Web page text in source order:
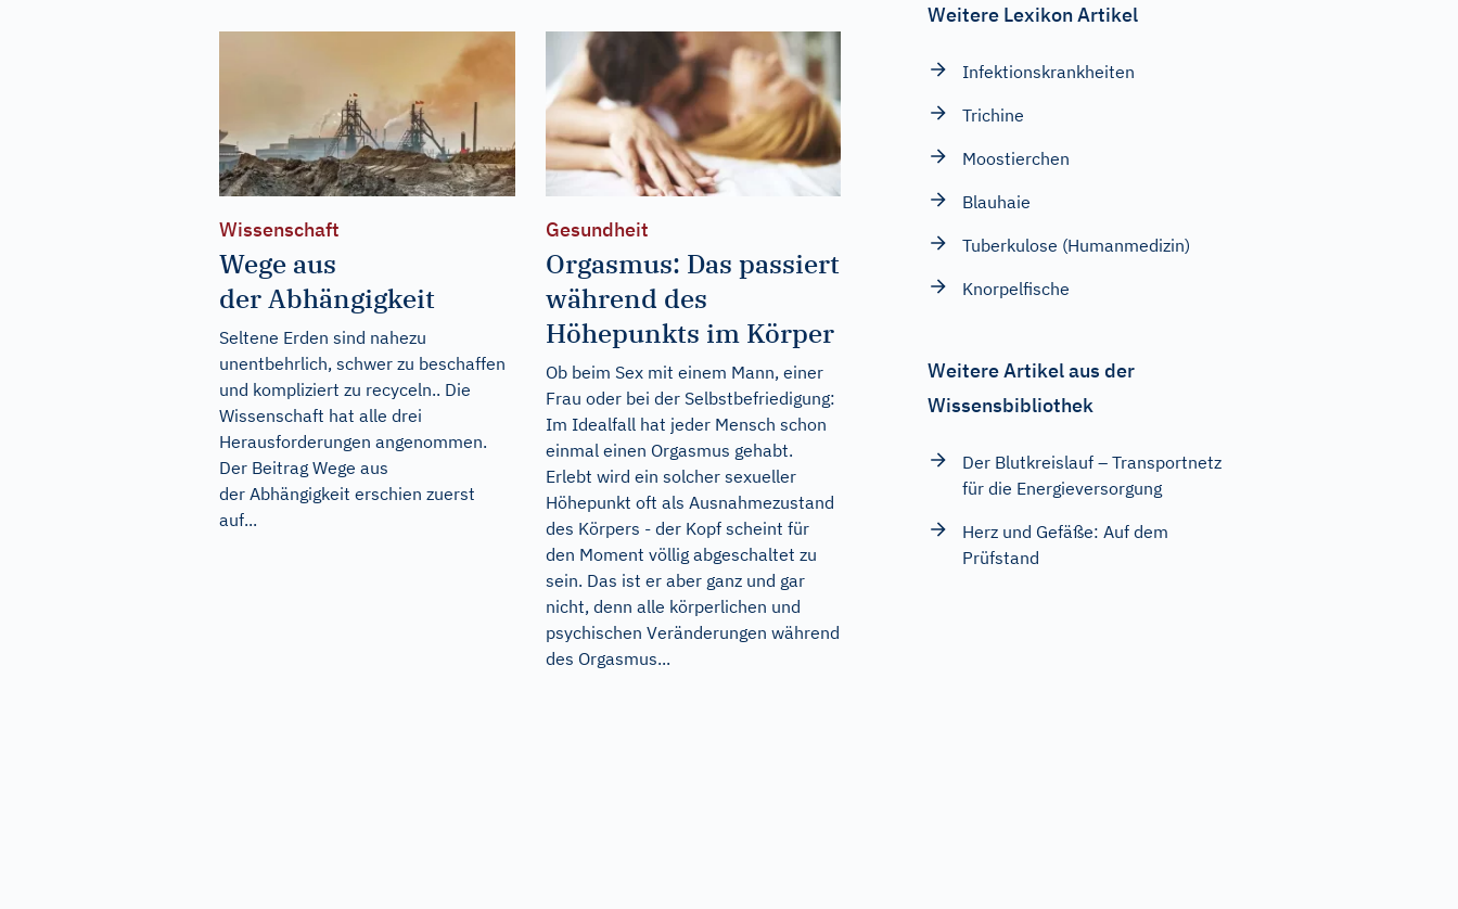
Wissenschaft
Wege aus
der Abhängigkeit
Seltene Erden sind nahezu
unentbehrlich, schwer zu beschaffen
und kompliziert zu recyceln.. Die
Wissenschaft hat alle drei
Herausforderungen angenommen.
Der Beitrag Wege aus
der Abhängigkeit erschien zuerst
auf...
Gesundheit
Orgasmus: Das passiert
während des
Höhepunkts im Körper
Ob beim Sex mit einem Mann, einer
Frau oder bei der Selbstbefriedigung:
Im Idealfall hat jeder Mensch schon
einmal einen Orgasmus gehabt.
Erlebt wird ein solcher sexueller
Höhepunkt oft als Ausnahmezustand
des Körpers - der Kopf scheint für
den Moment völlig abgeschaltet zu
sein. Das ist er aber ganz und gar
nicht, denn alle körperlichen und
psychischen Veränderungen während
des Orgasmus...
Weitere Lexikon Artikel
Infektionskrankheiten
Trichine
Moostierchen
Blauhaie
Tuberkulose (Humanmedizin)
Knorpelfische
Weitere Artikel aus der
Wissensbibliothek
Der Blutkreislauf – Transportnetz
für die Energieversorgung
Herz und Gefäße: Auf dem
Prüfstand